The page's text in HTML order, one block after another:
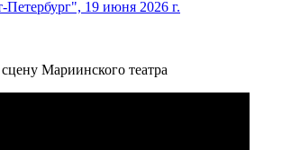
19 июня 2026 г.
Мариинского театра